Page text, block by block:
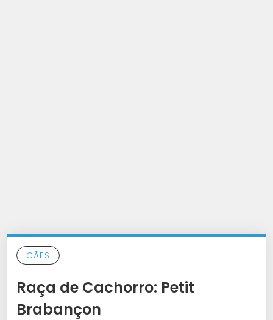
CÃES
Raça de Cachorro: Petit
Brabançon